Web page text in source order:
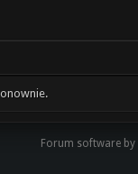
Forum software